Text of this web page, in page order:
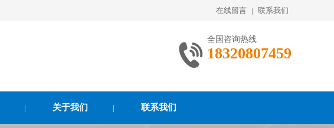
在线留言 | 联系我们
全国咨询热线
18320807459
关于我们 联系我们